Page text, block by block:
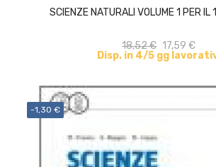
SCIENZE NATURALI VOLUME 1 PER IL
18,52 € 17,59 €
Disp. in 4/5 gg
-1,30 €